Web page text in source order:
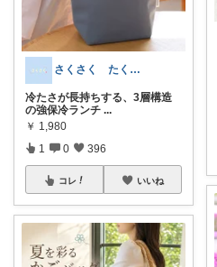
さくさく たくさんの訪問感謝です🙇
冷たさが長持ちする、3層構造
の強保冷ランチ ...
￥ 1,980
1 0 396
コレ いいね